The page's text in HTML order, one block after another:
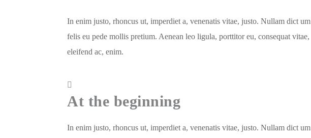
In enim justo, rhoncus ut, imperdiet a, venenatis vitae, justo. Nullam dict um
felis eu pede mollis pretium. Aenean leo ligula, porttitor eu, consequat vitae,
eleifend ac, enim.
At the beginning
In enim justo, rhoncus ut, imperdiet a, venenatis vitae, justo. Nullam dict um